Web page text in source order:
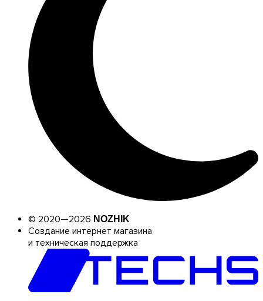
© 2020—2026 NOZHIK
Создание интернет магазина
и техническая поддержка